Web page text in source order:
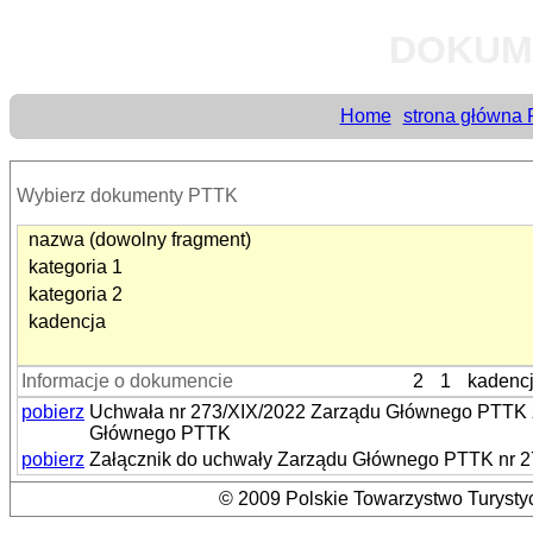
Home strona główna
Wybierz dokumenty PTTK
nazwa (dowolny fragment)
kategoria 1
kategoria 2
kadencja
Informacje o dokumencie 2 1
pobierz Uchwała nr 273/XIX/2022 Zarządu Głównego
Głównego PTTK
pobierz Załącznik do uchwały Zarządu Głównego PTTK nr
© 2009 Polskie Towarzystwo